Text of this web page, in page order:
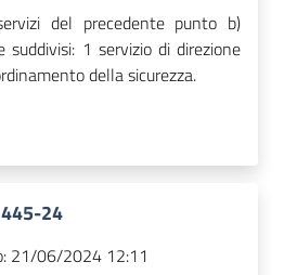
del precedente punto b)
suddivisi: 1 servizio di direzione
della sicurezza.
24
21/06/2024 12:11